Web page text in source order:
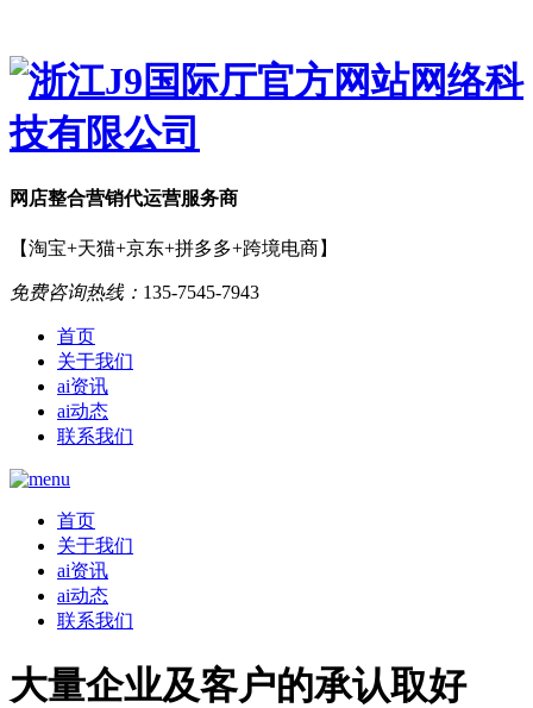
网店整合营销代运营服务商
【淘宝+天猫+京东+拼多多+跨境电商】
免费咨询热线： 135-7545-7943
首页
关于我们
ai资讯
ai动态
联系我们
首页
关于我们
ai资讯
ai动态
联系我们
大量企业及客户的承认取好